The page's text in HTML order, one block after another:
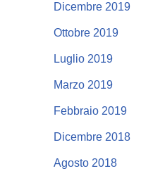
Dicembre 2019
Ottobre 2019
Luglio 2019
Marzo 2019
Febbraio 2019
Dicembre 2018
Agosto 2018